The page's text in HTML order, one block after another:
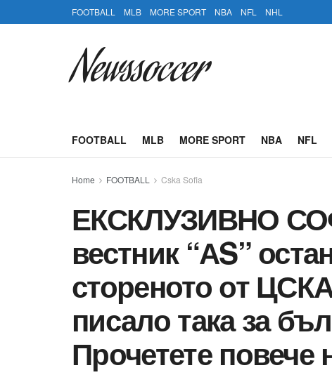
FOOTBALL MLB MORE SPORT NBA NFL NHL
Newssoccer
FOOTBALL MLB MORE SPORT NBA NFL
Home FOOTBALL Cska Sofia
ЕКСКЛУЗИВНО
вестник “АS”
стореното от
писало така за
Прочетете повече